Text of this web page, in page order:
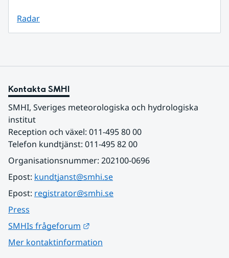
Radar
Kontakta SMHI
SMHI, Sveriges meteorologiska och hydrologiska
institut
Reception och växel: 011-495 80 00
Telefon kundtjänst: 011-495 82 00
Organisationsnummer: 202100-0696
Epost: kundtjanst@smhi.se
Epost: registrator@smhi.se
Press
SMHIs frågeforum
Mer kontaktinformation